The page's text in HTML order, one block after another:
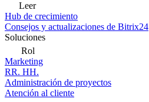
Leer
Hub de crecimiento
Consejos y actualizaciones de Bitrix24
Soluciones
Rol
Marketing
RR. HH.
Administración de proyectos
Atención al cliente